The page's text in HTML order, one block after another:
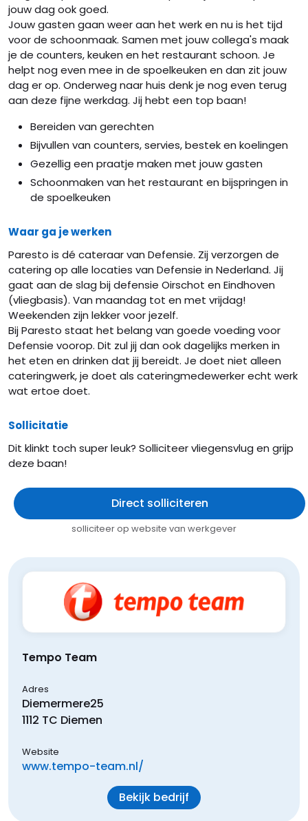
jouw dag ook goed.
Jouw gasten gaan weer aan het werk en nu is het tijd
voor de schoonmaak. Samen met jouw collega's maak
je de counters, keuken en het restaurant schoon. Je
helpt nog even mee in de spoelkeuken en dan zit jouw
dag er op. Onderweg naar huis denk je nog even terug
aan deze fijne werkdag. Jij hebt een top baan!
Bereiden van gerechten
Bijvullen van counters, servies, bestek en koelingen
Gezellig een praatje maken met jouw gasten
Schoonmaken van het restaurant en bijspringen in
de spoelkeuken
Waar ga je werken
Paresto is dé cateraar van Defensie. Zij verzorgen de
catering op alle locaties van Defensie in Nederland. Jij
gaat aan de slag bij defensie Oirschot en Eindhoven
(vliegbasis). Van maandag tot en met vrijdag!
Weekenden zijn lekker voor jezelf.
Bij Paresto staat het belang van goede voeding voor
Defensie voorop. Dit zul jij dan ook dagelijks merken in
het eten en drinken dat jij bereidt. Je doet niet alleen
cateringwerk, je doet als cateringmedewerker echt werk
wat ertoe doet.
Sollicitatie
Dit klinkt toch super leuk? Solliciteer vliegensvlug en grijp
deze baan!
Direct solliciteren
solliciteer op website van werkgever
Tempo Team
Adres
Diemermere25
1112 TC Diemen
Website
www.tempo-team.nl/
Bekijk bedrijf